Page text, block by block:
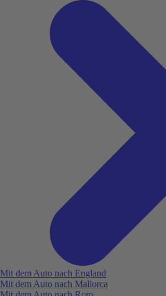
Mit dem Auto nach England
Mit dem Auto nach Mallorca